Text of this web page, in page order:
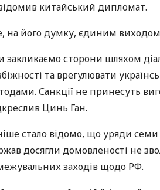
китайський дипломат.
на його думку, єдиним виходом
закликаємо сторони шляхом
та врегулювати
Санкції не принесуть
Цинь Ган.
стало відомо, що уряди
досягли домовленості не
заходів щодо РФ.